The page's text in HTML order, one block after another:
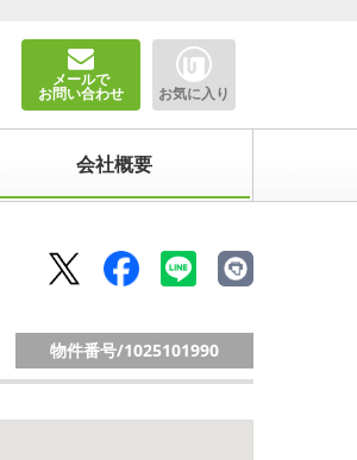
メールで
お問い合わせ お気に入り
会社概要
物件番号/1025101990